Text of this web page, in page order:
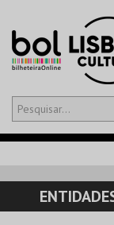
Olá,iniciar
CARRINHO
EVENTOS